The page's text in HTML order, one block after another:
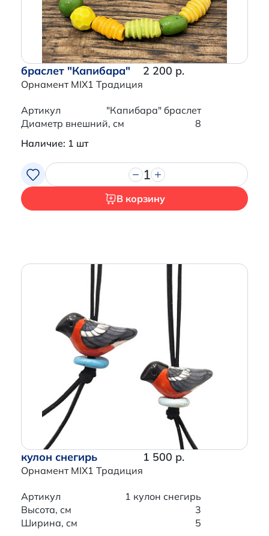
браслет "Капибара"
Орнамент MIX1 Традиция
2 200 р.
Артикул
"Капибара" браслет
Диаметр внешний, см
8
Наличие: 1 шт
1
В корзину
кулон снегирь
Орнамент MIX1 Традиция
1 500 р.
Артикул
1 кулон снегирь
Высота, см
3
Ширина, см
5